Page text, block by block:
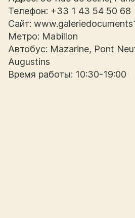
Телефон: +33 1 43 54 50 68
Сайт:
Метро: Mabillon
Автобус: Mazarine, Pont
Augustins
Время работы: 10:30-19:00